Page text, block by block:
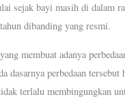
sejak bayi masih di dalam
dibanding yang resmi.
membuat adanya
dasarnya perbedaan tersebut
terlalu membingungkan